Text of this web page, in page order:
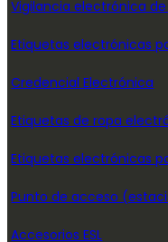
Vigilancia electrónica
Etiquetas electrónicas
Credencial Electrónica
Etiquetas de ropa
Etiquetas electrónicas
Punto de acceso
Accesorios ESL